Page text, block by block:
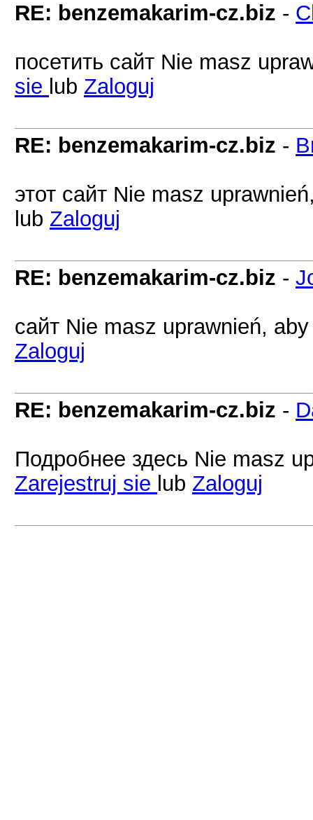
RE: benzemakarim-cz.biz -
посетить сайт Nie masz
sie lub Zaloguj
RE: benzemakarim-cz.biz -
этот сайт Nie masz
lub Zaloguj
RE: benzemakarim-cz.biz -
сайт Nie masz uprawnień,
Zaloguj
RE: benzemakarim-cz.biz -
Подробнее здесь Nie masz
Zarejestruj sie lub Zaloguj